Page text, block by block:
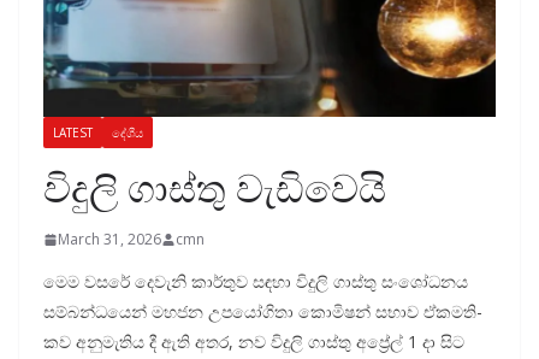
LATEST දේශීය
විදුලි ගාස්තු වැඩිවෙයි
March 31, 2026 cmn
මෙම වසරේ දෙවැනි කාර්තුව සඳහා විදුලි ගාස්තු සංශෝ­ධ­නය
සම්බ­න්ධ­යෙන් මහ­ජන උප­යෝ­ගිතා කොමි­ෂන් සභාව ඒක­ම­ති­
කව අනු­මැ­තිය දී ඇති අතර, නව විදුලි ගාස්තු අප්‍රේල් 1 දා සිට